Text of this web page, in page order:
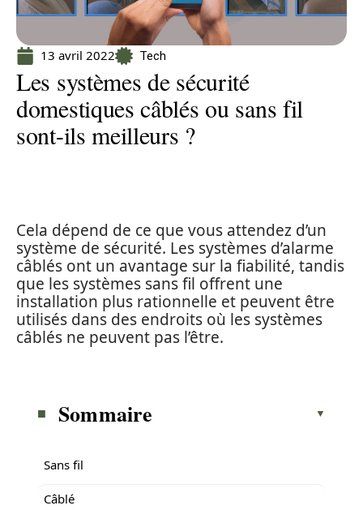
13 avril 2022 Tech
Les systèmes de sécurité
domestiques câblés ou sans fil
sont-ils meilleurs ?
Cela dépend de ce que vous attendez d’un
système de sécurité. Les systèmes d’alarme
câblés ont un avantage sur la fiabilité, tandis
que les systèmes sans fil offrent une
installation plus rationnelle et peuvent être
utilisés dans des endroits où les systèmes
câblés ne peuvent pas l’être.
Sommaire
Sans fil
Câblé